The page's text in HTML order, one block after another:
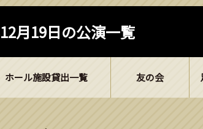
月19日の公演一覧
ホール施設貸出一覧 友の会